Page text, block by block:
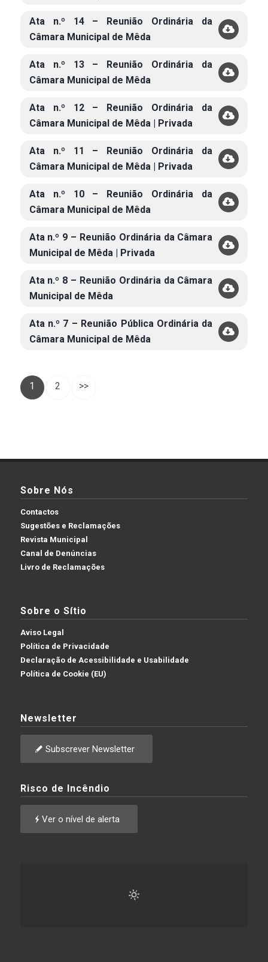
Ata n.º 14 – Reunião Ordinária da
Câmara Municipal de Mêda
Ata n.º 13 – Reunião Ordinária da
Câmara Municipal de Mêda
Ata n.º 12 – Reunião Ordinária da
Câmara Municipal de Mêda | Privada
Ata n.º 11 – Reunião Ordinária da
Câmara Municipal de Mêda | Privada
Ata n.º 10 – Reunião Ordinária da
Câmara Municipal de Mêda
Ata n.º 9 – Reunião Ordinária da Câmara
Municipal de Mêda | Privada
Ata n.º 8 – Reunião Ordinária da Câmara
Municipal de Mêda
Ata n.º 7 – Reunião Pública Ordinária da
Câmara Municipal de Mêda
1 2 >>
Sobre Nós
Contactos
Sugestões e Reclamações
Revista Municipal
Canal de Denúncias
Livro de Reclamações
Sobre o Sítio
Aviso Legal
Política de Privacidade
Declaração de Acessibilidade e Usabilidade
Política de Cookie (EU)
Newsletter
Subscrever Newsletter
Risco de Incêndio
Ver o nível de alerta